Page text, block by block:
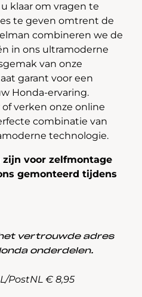
klaar om vragen te
te geven omtrent de
combineren we de
in ons ultramoderne
van onze
garant voor een
Honda-ervaring.
verken onze online
combinatie van
technologie.
voor zelfmontage
gemonteerd tijdens
vertrouwde adres
onderdelen.
PostNL € 8,95